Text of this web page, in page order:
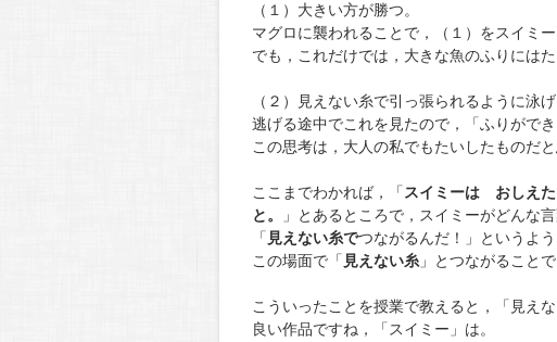
（１）大きい方が勝つ。
マグロに襲われることで，（１）をスイミー
でも，これだけでは，大きな魚のふりにはた
（２）見えない糸で引っ張られるように泳げ
逃げる途中でこれを見たので，「ふりがで
この思考は，大人の私でもたいしたものだと
ここまでわかれば，「 スイミーは おしえ
と。
」とあるところで，スイミーがどんな
「 見えない糸でつながるんだ！」というよう
この場面で「 見えない糸 」とつながること
こういったことを授業で教えると，「見え
良い作品ですね，「スイミー」は。